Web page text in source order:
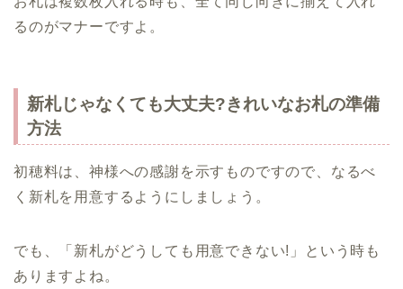
るのがマナーですよ。
新札じゃなくても大丈夫?きれいなお札の準備
方法
初穂料は、神様への感謝を示すものですので、なるべ
く新札を用意するようにしましょう。
でも、「新札がどうしても用意できない!」という時も
ありますよね。